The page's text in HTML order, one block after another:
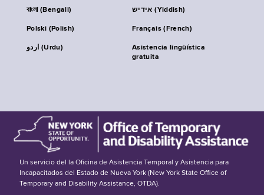
বাংলা (Bengali) אידיש (Yiddish)
Polski (Polish) Français (French)
اردو (Urdu)
Asistencia lingüística
gratuita
Un servicio del la Oficina de Asistencia Temporal y Asistencia para
Incapacitados del Estado de Nueva York (New York State Office of
Temporary and Disability Assistance, OTDA).